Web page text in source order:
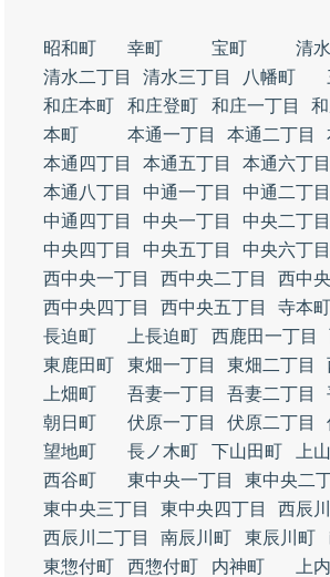
昭和町 幸町 宝町
清
清水二丁目
清水三丁目 八幡町
和庄本町
和庄登町 和庄一丁目
本町
本通一丁目 本通二丁目
本通四丁目
本通五丁目 本通六丁目
本通八丁目
中通一丁目 中通二丁目
中通四丁目
中央一丁目 中央二丁目
中央四丁目
中央五丁目 中央六丁目
西中央一丁目
西中央二丁目
西中
西中央四丁目
西中央五丁目 寺本町
長迫町
上長迫町 西鹿田一丁目
東鹿田町
東畑一丁目 東畑二丁目
上畑町
吾妻一丁目 吾妻二丁目
朝日町
伏原一丁目 伏原二丁目
望地町
長ノ木町 下山田町
上
西谷町
東中央一丁目
東中央二
東中央三丁目
東中央四丁目
西辰
西辰川二丁目
南辰川町 東辰川町
東惣付町
西惣付町 内神町
上